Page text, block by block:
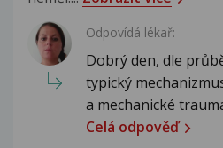
Odpovídá lékař:
Dobrý den, dle
typický
a mechanické
Celá odpověď